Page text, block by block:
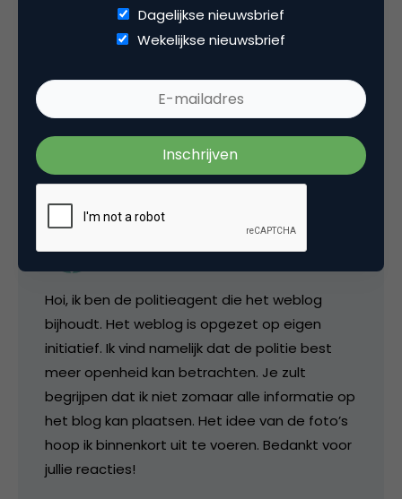
engeloofwaardiger maken.
zijn met mob.camera telefoons.
27 juni 2005 om 05:15
PolitieBlog
Hoi, ik ben de politieagent die het weblog
bijhoudt. Het weblog is opgezet op eigen
initiatief. Ik vind namelijk dat de politie best
meer openheid kan betrachten. Je zult
begrijpen dat ik niet zomaar alle informatie op
het blog kan plaatsen. Het idee van de foto’s
hoop ik binnenkort uit te voeren. Bedankt voor
jullie reacties!
Dagelijkse nieuwsbrief
Wekelijkse nieuwsbrief